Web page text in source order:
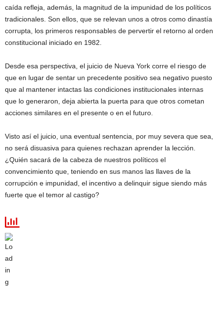
caída refleja, además, la magnitud de la impunidad de los políticos
tradicionales. Son ellos, que se relevan unos a otros como dinastía
corrupta, los primeros responsables de pervertir el retorno al orden
constitucional iniciado en 1982.
Desde esa perspectiva, el juicio de Nueva York corre el riesgo de
que en lugar de sentar un precedente positivo sea negativo puesto
que al mantener intactas las condiciones institucionales internas
que lo generaron, deja abierta la puerta para que otros cometan
acciones similares en el presente o en el futuro.
Visto así el juicio, una eventual sentencia, por muy severa que sea,
no será disuasiva para quienes rechazan aprender la lección.
¿Quién sacará de la cabeza de nuestros políticos el
convencimiento que, teniendo en sus manos las llaves de la
corrupción e impunidad, el incentivo a delinquir sigue siendo más
fuerte que el temor al castigo?